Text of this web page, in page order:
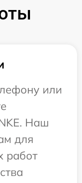
или
Наш
для
работ